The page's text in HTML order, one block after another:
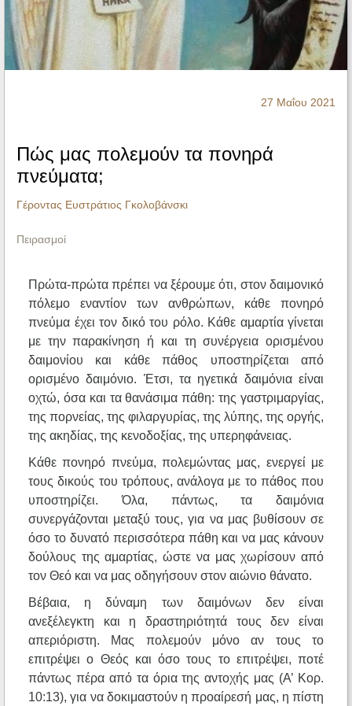
Ηχητικά
27 Μαΐου 2021
Πώς μας πολεμούν τα πονηρά
πνεύματα;
Γέροντας Ευστράτιος Γκολοβάνσκι
Πειρασμοί
Πρώτα-πρώτα πρέπει να ξέρουμε ότι, στον δαιμονικό
πόλεμο εναντίον των ανθρώπων, κάθε πονηρό
πνεύμα έχει τον δικό του ρόλο. Κάθε αμαρτία γίνεται
με την παρακίνηση ή και τη συνέργεια ορισμένου
δαιμονίου και κάθε πάθος υποστηρίζεται από
ορισμένο δαιμόνιο. Έτσι, τα ηγετικά δαιμόνια είναι
οχτώ, όσα και τα θανάσιμα πάθη: της γαστριμαργίας,
της πορνείας, της φιλαργυρίας, της λύπης, της οργής,
της ακηδίας, της κενοδοξίας, της υπερηφάνειας.
Κάθε πονηρό πνεύμα, πολεμώντας μας, ενεργεί με
τους δικούς του τρόπους, ανάλογα με το πάθος που
υποστηρίζει. Όλα, πάντως, τα δαιμόνια
συνεργάζονται μεταξύ τους, για να μας βυθίσουν σε
όσο το δυνατό περισσότερα πάθη και να μας κάνουν
δούλους της αμαρτίας, ώστε να μας χωρίσουν από
τον Θεό και να μας οδηγήσουν στον αιώνιο θάνατο.
Βέβαια, η δύναμη των δαιμόνων δεν είναι
ανεξέλεγκτη και η δραστηριότητά τους δεν είναι
απεριόριστη. Μας πολεμούν μόνο αν τους το
επιτρέψει ο Θεός και όσο τους το επιτρέψει, ποτέ
πάντως πέρα από τα όρια της αντοχής μας (Α’ Κορ.
10:13), για να δοκιμαστούν η προαίρεσή μας, η πίστη